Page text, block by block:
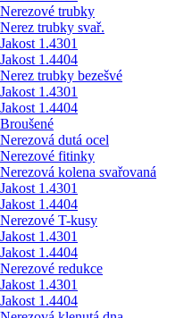
Nerezové trubky
Nerez trubky svař.
Jakost 1.4301
Jakost 1.4404
Nerez trubky bezešvé
Jakost 1.4301
Jakost 1.4404
Broušené
Nerezová dutá ocel
Nerezové fitinky
Nerezová kolena svařovaná
Jakost 1.4301
Jakost 1.4404
Nerezové T-kusy
Jakost 1.4301
Jakost 1.4404
Nerezové redukce
Jakost 1.4301
Jakost 1.4404